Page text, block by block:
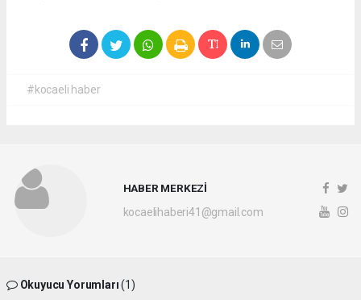
#kocaeli haber
HABER MERKEZİ
kocaelihaberi41@gmail.com
Okuyucu Yorumları(1)